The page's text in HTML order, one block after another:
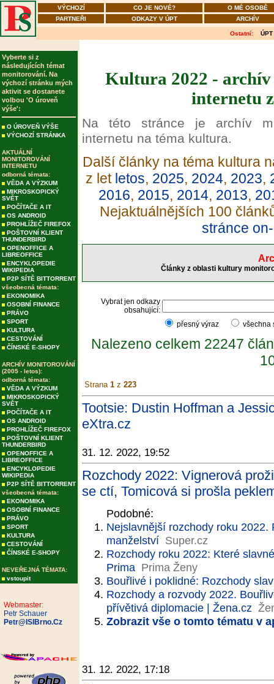
VÝCHOZÍ CO JE NOVÉ?
O MÉ OSOBĚ
PARTNEŘI
ODKAZY V ÚPT ARCHÍV
Ostatní: ÚPT
Vyberte si z
následujících témat
monitorování. Na
výchozí stránku mých
aktivit se dostanete
volbou 'O úroveň
výše':
O ÚROVEŇ VÝŠE
VÝCHOZÍ STRÁNKA
AKTUÁLNÍ
MONITOROVÁNÍ
INTERNETU
odborná témata:
VĚDA A VÝZKUM
MIKROSKOPICKÝ
SVĚT
POČÍTAČE A IT
OS ANDROID
PROHLÍŽEČ FIREFOX
POŠTOVNÍ KLIENT
THUNDERBIRD
OPENOFFICE A
LIBREOFFICE
ENCYKLOPEDIE
WIKIPEDIA
P2P SÍTĚ BITTORRENT
všeobecná témata:
EKONOMIKA
OSOBNÍ FINANCE
PRÁVO
SPORT
KULTURA
CESTOVÁNÍ
ČÍNSKÉ E-SHOPY
ARCHÍV MONITOROVÁNÍ
(2005 - letos):
odborná témata:
VĚDA A VÝZKUM
MIKROSKOPICKÝ
SVĚT
POČÍTAČE A IT
OS ANDROID
PROHLÍŽEČ FIREFOX
POŠTOVNÍ KLIENT
THUNDERBIRD
OPENOFFICE A
LIBREOFFICE
ENCYKLOPEDIE
WIKIPEDIA
P2P SÍTĚ BITTORRENT
všeobecná témata:
EKONOMIKA
OSOBNÍ FINANCE
PRÁVO
SPORT
KULTURA
CESTOVÁNÍ
ČÍNSKÉ E-SHOPY
NEVEŘEJNÁ TÉMATA:
vstoupit
Webmaster:
Petr Schauer
Petr@ISIBrno.Cz
Kultura 2022 - archív
internetu
Na této stránce je archív
internetu na téma kultura.
Další články na téma kultura
z let letos, 2025, 2024, 2023,
2016, 2015, 2014, 2013,
Nejaktuálnějších 100
stránce
Články z oblasti kultury
Vybrat jen odkazy
obsahující:
přesný výraz
Nalezeno celkem 22247
Strana 1 z 223
Tootsie: Dustin Hoffman a
eXtra.cz
31. 12. 2022, 19:52
Rozchody 2022: Vignerová
se ctí, Tomicová si prošla
Podobné:
Nejslavnější rozchody roku
manželství Super.cz
Rozchody roku 2022: Které
Prima Prima Ženy
Bouřlivé i poklidné: Rozchody
Rozchody a rozvody 2022.
přívětivá diplomacie | Žena.cz
Zobrazit vše o tomto tématu v
31. 12. 2022, 17:18